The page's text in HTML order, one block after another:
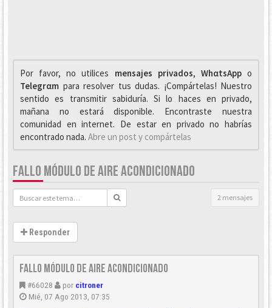
Por favor, no utilices mensajes privados, WhαtsAppo
Telegrαm para resolver tus dudas. ¡Compártelas! Nuestro
sentido es transmitir sabiduría. Si lo haces en privado,
mañana no estará disponible. Encontraste nuestra
comunidad en internet. De estar en privado no habrías
encontrado nada. Abre un post y compártelas
FALLO MÓDULO DE AIRE ACONDICIONADO
2 mensajes
Responder
Fallo módulo de aire acondicionado
#66028 por citroner
Mié, 07 Ago 2013, 07:35